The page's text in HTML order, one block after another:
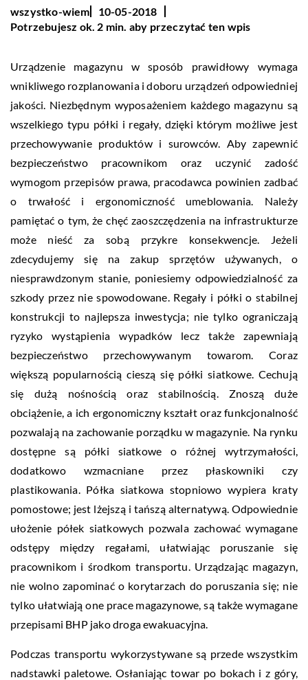
wszystko-wiem
10-05-2018
Potrzebujesz ok. 2 min. aby przeczytać ten wpis
Urządzenie magazynu w sposób prawidłowy wymaga
wnikliwego rozplanowania i doboru urządzeń odpowiedniej
jakości. Niezbędnym wyposażeniem każdego magazynu są
wszelkiego typu półki i regały, dzięki którym możliwe jest
przechowywanie produktów i surowców. Aby zapewnić
bezpieczeństwo pracownikom oraz uczynić zadość
wymogom przepisów prawa, pracodawca powinien zadbać
o trwałość i ergonomiczność umeblowania. Należy
pamiętać o tym, że chęć zaoszczędzenia na infrastrukturze
może nieść za sobą przykre konsekwencje. Jeżeli
zdecydujemy się na zakup sprzętów używanych, o
niesprawdzonym stanie, poniesiemy odpowiedzialność za
szkody przez nie spowodowane. Regały i półki o stabilnej
konstrukcji to najlepsza inwestycja; nie tylko ograniczają
ryzyko wystąpienia wypadków lecz także zapewniają
bezpieczeństwo przechowywanym towarom. Coraz
większą popularnością cieszą się półki siatkowe. Cechują
się dużą nośnością oraz stabilnością. Znoszą duże
obciążenie, a ich ergonomiczny kształt oraz funkcjonalność
pozwalają na zachowanie porządku w magazynie. Na rynku
dostępne są półki siatkowe o różnej wytrzymałości,
dodatkowo wzmacniane przez płaskowniki czy
plastikowania. Półka siatkowa stopniowo wypiera kraty
pomostowe; jest lżejszą i tańszą alternatywą. Odpowiednie
ułożenie półek siatkowych pozwala zachować wymagane
odstępy między regałami, ułatwiając poruszanie się
pracownikom i środkom transportu. Urządzając magazyn,
nie wolno zapominać o korytarzach do poruszania się; nie
tylko ułatwiają one prace magazynowe, są także wymagane
przepisami BHP jako droga ewakuacyjna.
Podczas transportu wykorzystywane są przede wszystkim
nadstawki paletowe. Osłaniając towar po bokach i z góry,